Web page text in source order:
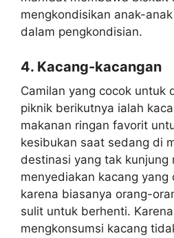
mengkondisikan anak-
dalam pengkondisian.
4. Kacang-kacangan
Camilan yang cocok untuk
piknik berikutnya ialah
makanan ringan favorit
kesibukan saat sedang di
destinasi yang tak kunjung
menyediakan kacang yang
karena biasanya orang-
sulit untuk berhenti.
mengkonsumsi kacang